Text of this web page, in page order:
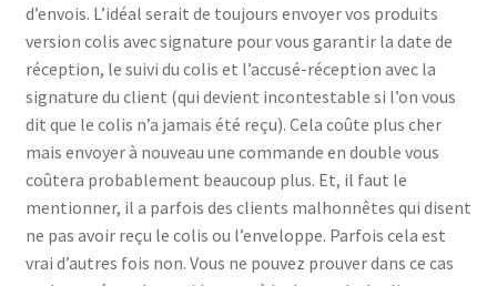
d’envois. L’idéal serait de toujours envoyer vos produits
version colis avec signature pour vous garantir la date de
réception, le suivi du colis et l’accusé-réception avec la
signature du client (qui devient incontestable si l’on vous
dit que le colis n’a jamais été reçu). Cela coûte plus cher
mais envoyer à nouveau une commande en double vous
coûtera probablement beaucoup plus. Et, il faut le
mentionner, il a parfois des clients malhonnêtes qui disent
ne pas avoir reçu le colis ou l’enveloppe. Parfois cela est
vrai d’autres fois non. Vous ne pouvez prouver dans ce cas